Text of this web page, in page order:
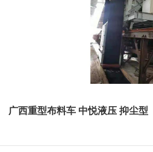
广西重型布料车 中悦液压 抑尘型